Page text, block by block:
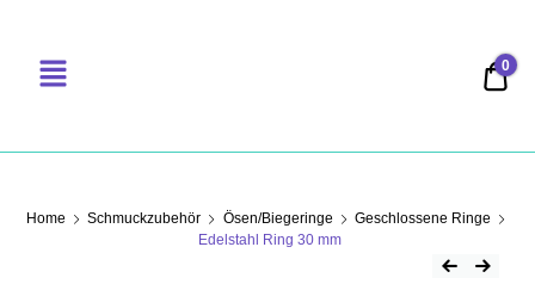
0
Home Schmuckzubehör Ösen/Biegeringe
Geschlossene Ringe
Edelstahl Ring 30 mm